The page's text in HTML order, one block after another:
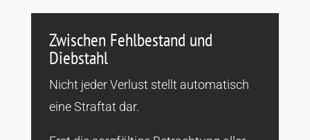
Zwischen Fehlbestand und
Diebstahl
Nicht jeder Verlust stellt automatisch
eine Straftat dar.